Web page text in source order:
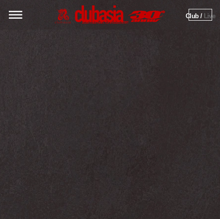
Club / Live